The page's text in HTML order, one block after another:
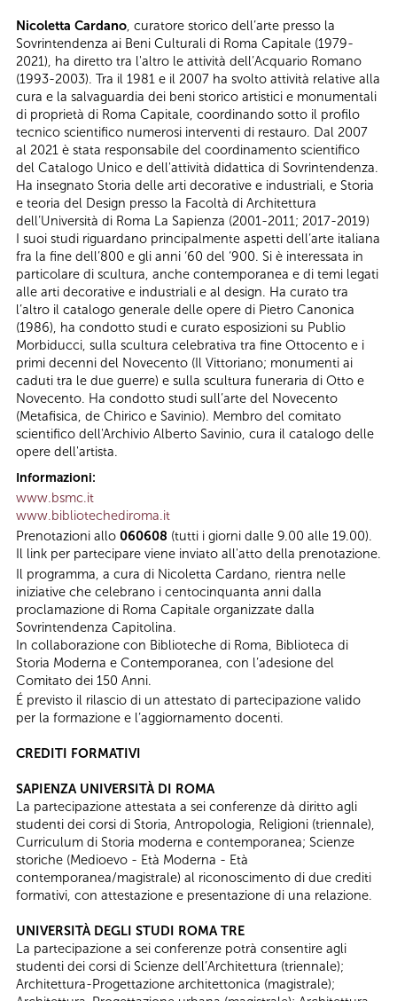
Nicoletta Cardano, curatore storico dell’arte presso la
Sovrintendenza ai Beni Culturali di Roma Capitale (1979-
2021), ha diretto tra l'altro le attività dell’Acquario Romano
(1993-2003). Tra il 1981 e il 2007 ha svolto attività relative alla
cura e la salvaguardia dei beni storico artistici e monumentali
di proprietà di Roma Capitale, coordinando sotto il profilo
tecnico scientifico numerosi interventi di restauro. Dal 2007
al 2021 è stata responsabile del coordinamento scientifico
del Catalogo Unico e dell'attività didattica di Sovrintendenza.
Ha insegnato Storia delle arti decorative e industriali, e Storia
e teoria del Design presso la Facoltà di Architettura
dell’Università di Roma La Sapienza (2001-2011; 2017-2019)
I suoi studi riguardano principalmente aspetti dell’arte italiana
fra la fine dell’800 e gli anni ‘60 del ‘900. Si è interessata in
particolare di scultura, anche contemporanea e di temi legati
alle arti decorative e industriali e al design. Ha curato tra
l’altro il catalogo generale delle opere di Pietro Canonica
(1986), ha condotto studi e curato esposizioni su Publio
Morbiducci, sulla scultura celebrativa tra fine Ottocento e i
primi decenni del Novecento (Il Vittoriano; monumenti ai
caduti tra le due guerre) e sulla scultura funeraria di Otto e
Novecento. Ha condotto studi sull’arte del Novecento
(Metafisica, de Chirico e Savinio). Membro del comitato
scientifico dell'Archivio Alberto Savinio, cura il catalogo delle
opere dell'artista.
Informazioni:
www.bsmc.it
www.bibliotechediroma.it
Prenotazioni allo 060608 (tutti i giorni dalle 9.00 alle 19.00).
Il link per partecipare viene inviato all'atto della prenotazione.
Il programma, a cura di Nicoletta Cardano, rientra nelle
iniziative che celebrano i centocinquanta anni dalla
proclamazione di Roma Capitale organizzate dalla
Sovrintendenza Capitolina.
In collaborazione con Biblioteche di Roma, Biblioteca di
Storia Moderna e Contemporanea, con l’adesione del
Comitato dei 150 Anni.
É previsto il rilascio di un attestato di partecipazione valido
per la formazione e l’aggiornamento docenti.
CREDITI FORMATIVI
SAPIENZA UNIVERSITÀ DI ROMA
La partecipazione attestata a sei conferenze dà diritto agli
studenti dei corsi di Storia, Antropologia, Religioni (triennale),
Curriculum di Storia moderna e contemporanea; Scienze
storiche (Medioevo - Età Moderna - Età
contemporanea/magistrale) al riconoscimento di due crediti
formativi, con attestazione e presentazione di una relazione.
UNIVERSITÀ DEGLI STUDI ROMA TRE
La partecipazione a sei conferenze potrà consentire agli
studenti dei corsi di Scienze dell’Architettura (triennale);
Architettura-Progettazione architettonica (magistrale);